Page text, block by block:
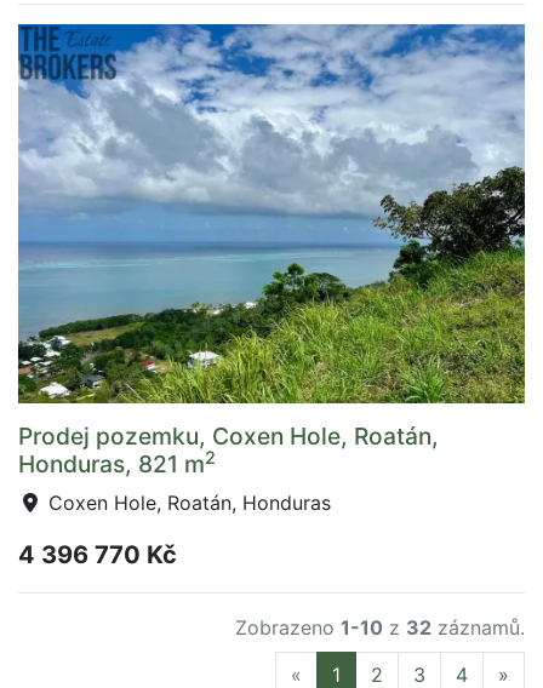
Prodej pozemku, Coxen Hole, Roatán,
Honduras, 821 m2
Coxen Hole, Roatán, Honduras
4 396 770 Kč
Zobrazeno 1-10 z 32 záznamů.
« Previous
1 2 3 4 »